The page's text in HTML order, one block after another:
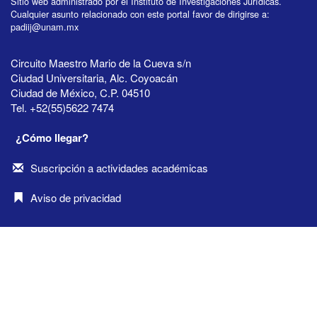
Cualquier asunto relacionado con este portal favor de dirigirse a:
padiij@unam.mx
Circuito Maestro Mario de la Cueva s/n
Ciudad Universitaria, Alc. Coyoacán
Ciudad de México, C.P. 04510
Tel. +52(55)5622 7474
¿Cómo llegar?
Suscripción a actividades académicas
Aviso de privacidad